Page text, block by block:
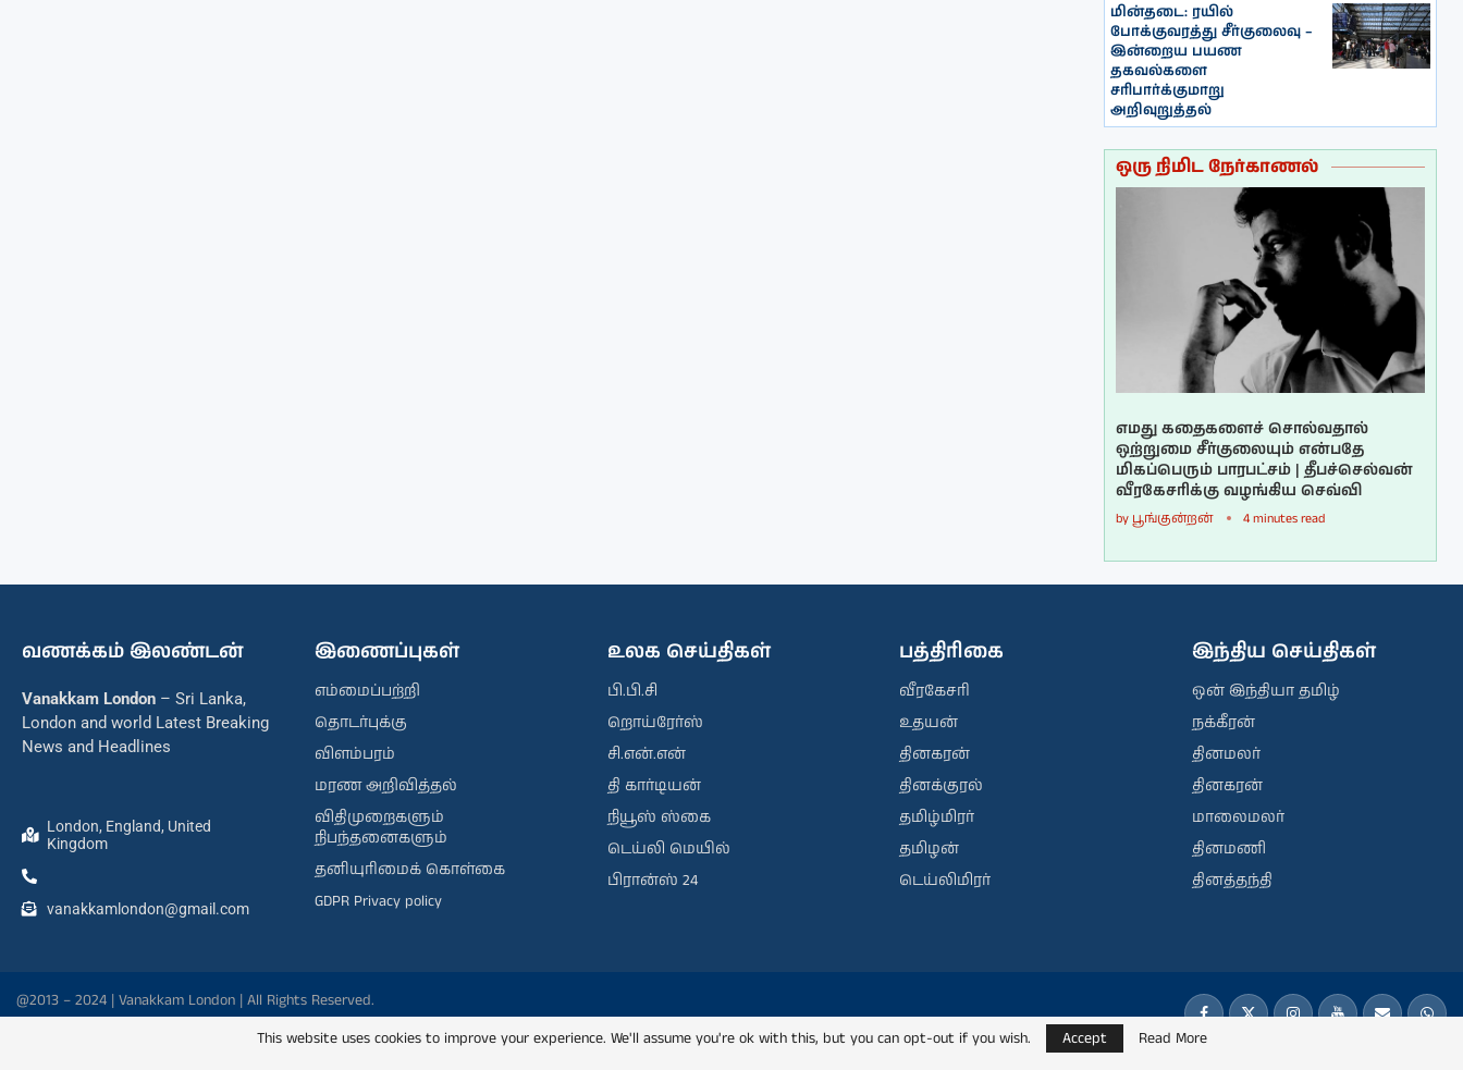
மின்தடை: ரயில்
போக்குவரத்து சீர்குலைவு –
இன்றைய பயண
தகவல்களை
சரிபார்க்குமாறு
அறிவுறுத்தல்
ஒரு நிமிட நேர்காணல்
எமது கதைகளைச் சொல்வதால்
ஒற்றுமை சீர்குலையும் என்பதே
மிகப்பெரும் பாரபட்சம் | தீபச்செல்வன்
வீரகேசரிக்கு வழங்கிய செவ்வி
by பூங்குன்றன் 4 minutes read
வணக்கம் இலண்டன்
Vanakkam London – Sri Lanka,
London and world Latest Breaking
News and Headlines
London, England, United
Kingdom
vanakkamlondon@gmail.com
இணைப்புகள்
எம்மைப்பற்றி
தொடர்புக்கு
விளம்பரம்
மரண அறிவித்தல்
விதிமுறைகளும்
நிபந்தனைகளும்
தனியுரிமைக் கொள்கை
GDPR Privacy policy
உலக செய்திகள்
பி.பி.சி
றொய்ரேர்ஸ்
சி.என்.என்
தி கார்டியன்
நியூஸ் ஸ்கை
டெய்லி மெயில்
பிரான்ஸ் 24
பத்திரிகை
வீரகேசரி
உதயன்
தினகரன்
தினக்குரல்
தமிழ்மிரர்
தமிழன்
டெய்லிமிரர்
இந்திய செய்திகள்
ஒன் இந்தியா தமிழ்
நக்கீரன்
தினமலர்
தினகரன்
மாலைமலர்
தினமணி
தினத்தந்தி
@2013 – 2024 | Vanakkam London | All Rights Reserved.
This website uses cookies to improve your experience. We'll assume you're ok with this, but you can opt-out if you wish.
Accept Read More